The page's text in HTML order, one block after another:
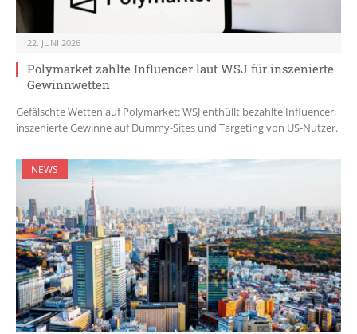
22. JUNI 2026
Polymarket zahlte Influencer laut WSJ für inszenierte
Gewinnwetten
Gefälschte Wetten auf Polymarket: WSJ enthüllt bezahlte Influencer,
inszenierte Gewinne auf Dummy-Sites und Targeting von US-Nutzer.
NEWS